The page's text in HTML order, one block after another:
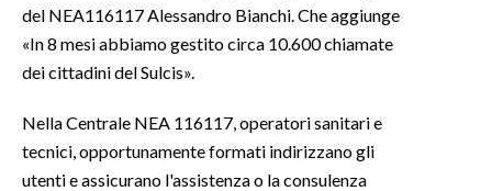
del NEA116117 Alessandro Bianchi. Che aggiunge
«In 8 mesi abbiamo gestito circa 10.600 chiamate
dei cittadini del Sulcis».
Nella Centrale NEA 116117, operatori sanitari e
tecnici, opportunamente formati indirizzano gli
utenti e assicurano l'assistenza o la consulenza